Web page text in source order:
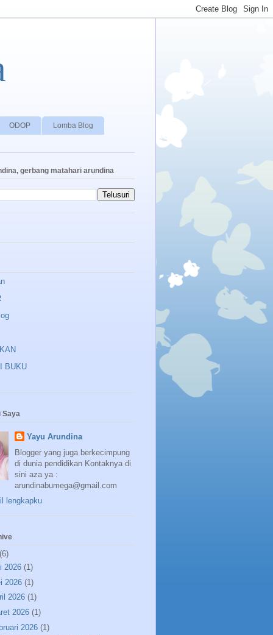
ODOP Lomba Blog
gerbang matahari arundina
BUKU
Saya
Yayu Arundina
Blogger yang juga berkecimpung
di dunia pendidikan Kontaknya di
sini aza ya :
arundinabumega@gmail.com
lengkapku
(6)
2026 (1)
2026 (1)
2026 (1)
2026 (1)
2026 (1)